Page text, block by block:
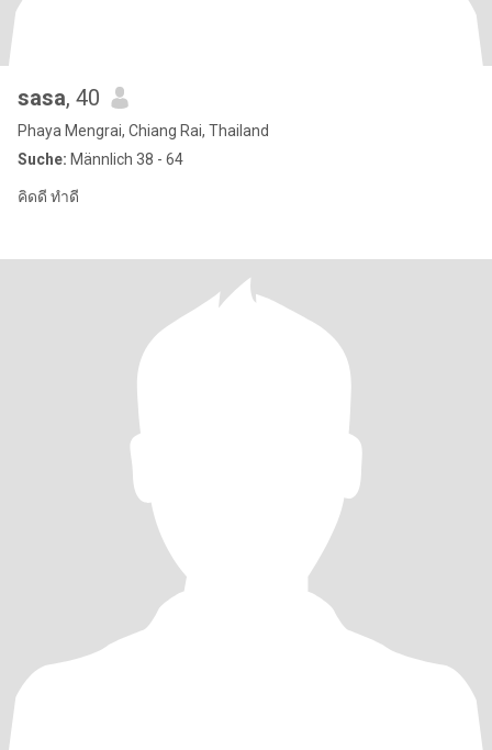
sasa, 40
Phaya Mengrai, Chiang Rai, Thailand
Suche: Männlich 38 - 64
คิดดี ทำดี